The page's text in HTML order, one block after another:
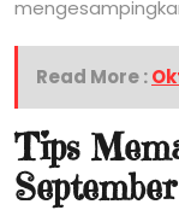
Read More :
Tips
September